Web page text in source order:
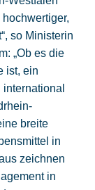
so Ministerin
„Ob es die
ist, ein
breite
in
zeichnen
in